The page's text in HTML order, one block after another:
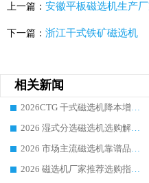
上一篇： 安徽平板磁选机生产
下一篇： 浙江干式铁矿磁选机
相关新闻
2026CTG 干式磁选机降本增效选购指南 选矿行业口碑稳定专业生产强者盘点
2026 湿式分选磁选机选购解析，华体会手机网页版-华体会(中国) 设备综合实力详解
2026 市场主流磁选机靠谱品牌推荐 案例厂家华体会手机网页版-华体会(中国) 大众倾心之选
2026 磁选机厂家推荐选购指南，实地走访参考华体会手机网页版-华体会(中国) 合作口碑表现